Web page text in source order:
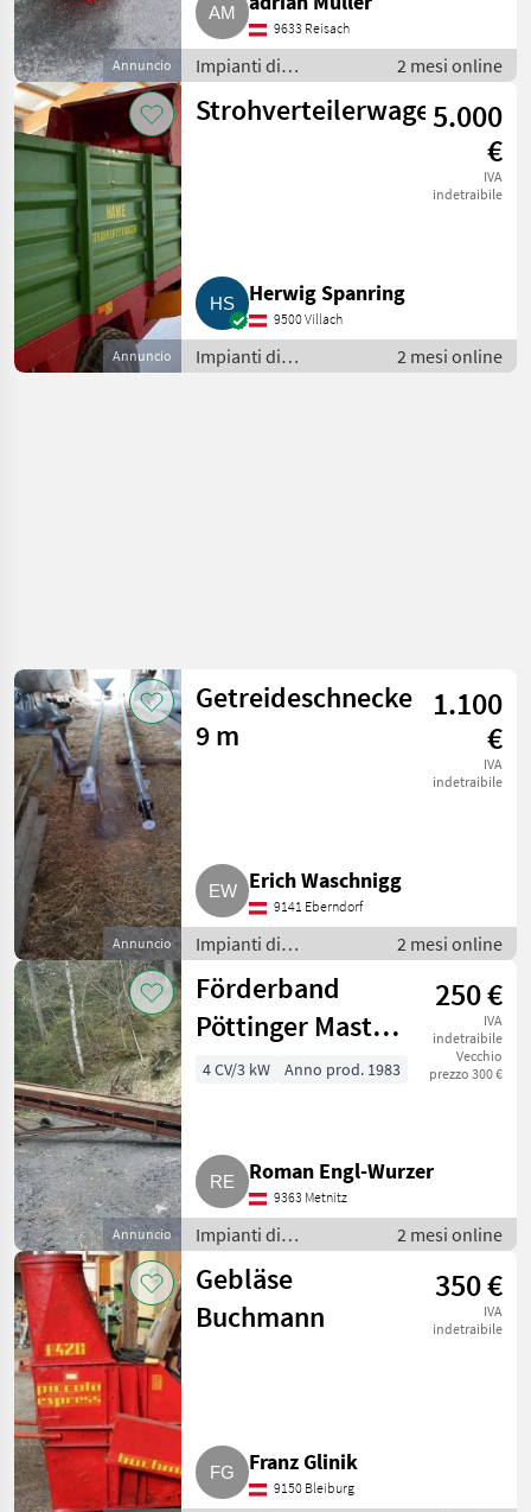
Annuncio
9633 Reisach
Impianti di
movimentazione e
trasporto / Soffiatori
2 mesi online
Annuncio
Strohverteilerwagen5.000
€
IVA
indetraibile
Herwig Spanring
9500 Villach
Impianti di
movimentazione e
2 mesi online
Annuncio
Getreideschnecke
9 m
1.100
€
IVA
indetraibile
Erich Waschnigg
9141 Eberndorf
Impianti di
movimentazione e
trasporto / Soffiatori
2 mesi online
Annuncio
Förderband
Pöttinger Master
FB510 12 m
250 €
IVA
indetraibile
Vecchio
prezzo 300 €
4 CV/3 kW Anno prod. 1983
Roman Engl-Wurzer
9363 Metnitz
Impianti di
movimentazione e
trasporto / Soffiatori
2 mesi online
Gebläse
Buchmann
350 €
IVA
indetraibile
Franz Glinik
9150 Bleiburg